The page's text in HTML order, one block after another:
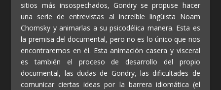
sitios más insospechados, Gondry se propuse hacer
una serie de entrevistas al increíble lingüista Noam
Chomsky y animarlas a su psicodélica manera. Esta es
la premisa del documental, pero no es lo único que nos
encontraremos en él. Esta animación casera y visceral
es también el proceso de desarrollo del propio
documental, las dudas de Gondry, las dificultades de
comunicar ciertas ideas por la barrera idiomática (el